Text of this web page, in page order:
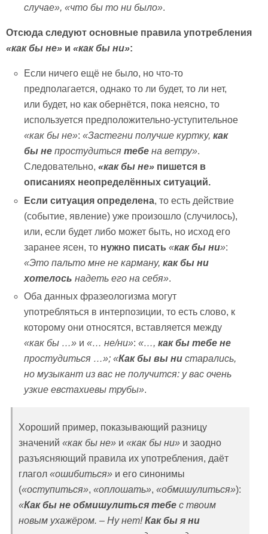
случае», «что бы то ни было».
Отсюда следуют основные правила употребления
«как бы не» и «как бы ни»:
Если ничего ещё не было, но что-то
предполагается, однако то ли будет, то ли нет,
или будет, но как обернётся, пока неясно, то
используется предположительно-уступительное
«как бы не»:«Застегни получше куртку,как
бы не простудитьсятебе на ветру».
Следовательно,«как бы не» пишется в
описаниях неопределённых ситуаций.
Если ситуация определена, то есть действие
(событие, явление) уже произошло (случилось),
или, если будет либо может быть, но исход его
заранее ясен, то нужно писать «как бы ни»:
«Это пальто мне не карману,как бы ни
хотелось надеть его на себя».
Оба данных фразеологизма могут
употребляться в интерпозиции, то есть слово, к
которому они относятся, вставляется между
«как бы …» и«… не/ни»:«…,как бы тебе не
простудиться …»; «Как бы вы нистарались,
но музыкант из вас не получится: у вас очень
узкие евстахиевы трубы».
Хороший пример, показывающий разницу
значений «как бы не» и «как бы ни» и заодно
разъясняющий правила их употребления, даёт
глагол «ошибиться» и его синонимы
(«оступиться», «оплошать», «обмишулиться»):
«Как бы не обмишулиться тебе с твоим
новым ухажёром. – Ну нет!Как бы я ни